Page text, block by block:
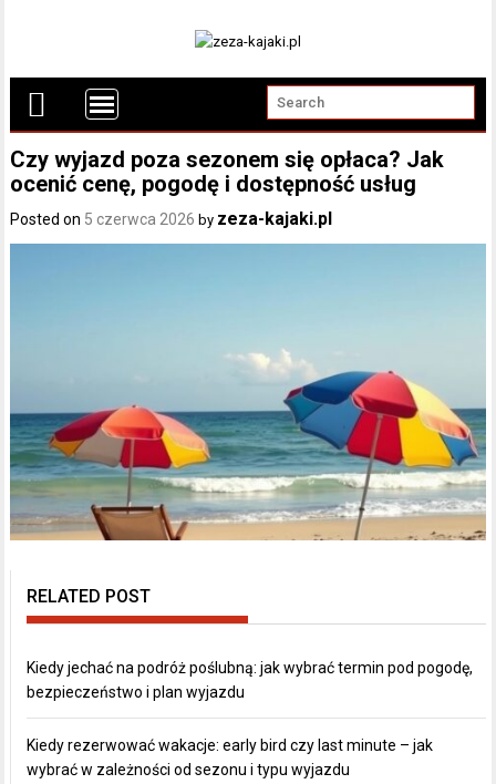
Czy wyjazd poza sezonem się opłaca? Jak
ocenić cenę, pogodę i dostępność usług
Posted on 5 czerwca 2026 by zeza-kajaki.pl
RELATED POST
Kiedy jechać na podróż poślubną: jak wybrać termin pod pogodę,
bezpieczeństwo i plan wyjazdu
Kiedy rezerwować wakacje: early bird czy last minute – jak
wybrać w zależności od sezonu i typu wyjazdu